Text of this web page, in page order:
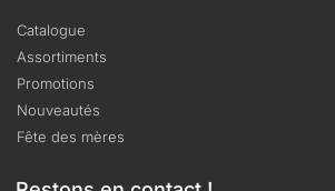
Catalogue
Assortiments
Promotions
Nouveautés
Fête des mères